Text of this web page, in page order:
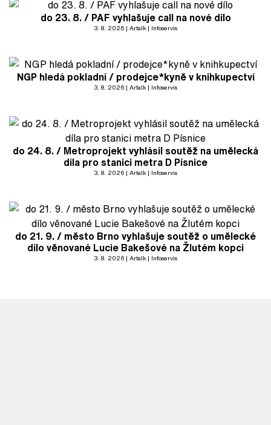
do 23. 8. / PAF vyhlašuje call na nové dílo
3. 8. 2026 Artalk Infoservis
NGP hledá pokladní / prodejce*kyně v knihkupectví
3. 8. 2026 Artalk Infoservis
do 24. 8. / Metroprojekt vyhlásil soutěž na umělecká
díla pro stanici metra D Písnice
3. 8. 2026 Artalk Infoservis
do 21. 9. / město Brno vyhlašuje soutěž o umělecké
dílo věnované Lucie Bakešové na Žlutém kopci
3. 8. 2026 Artalk Infoservis